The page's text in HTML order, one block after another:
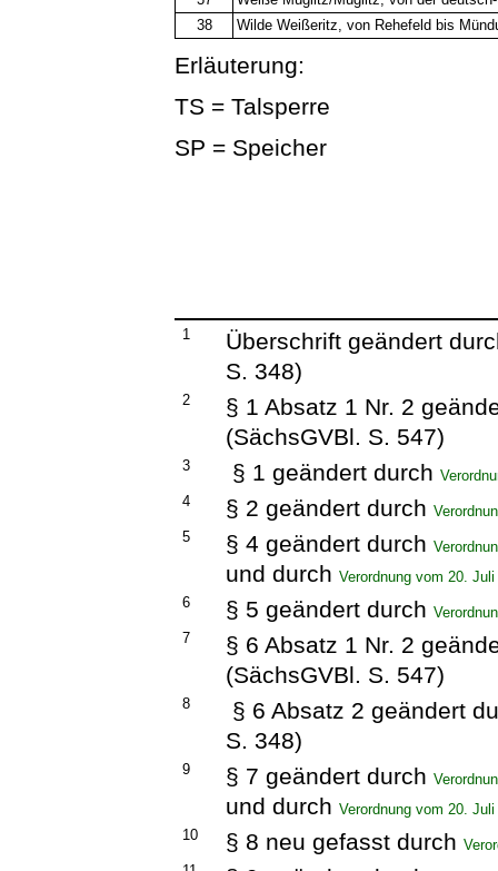
38
Wilde Weißeritz, von Rehefeld bis
Erläuterung:
TS = Talsperre
SP = Speicher
1
Überschrift geändert
S. 348)
2
§ 1 Absatz 1 Nr. 2
(SächsGVBl. S. 547)
3 § 1 geändert durch
4
§ 2 geändert durch
5
§ 4 geändert durch
und durchVerordnung vom 20. Juli
6
§ 5 geändert durch
7
§ 6 Absatz 1 Nr. 2
(SächsGVBl. S. 547)
8
§ 6 Absatz 2 geändert
S. 348)
9 § 7 geändert durch
und durchVerordnung vom 20. Juli
10
§ 8 neu gefasst durch